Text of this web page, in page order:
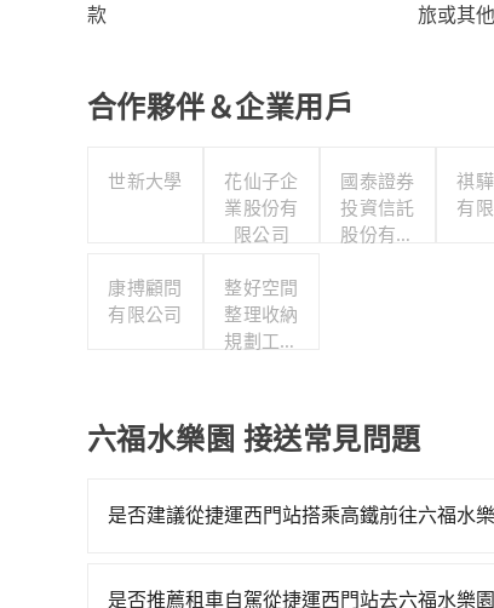
款
旅或其
合作夥伴＆企業用戶
世新大學
花仙子企
業股份有
限公司
國泰證券
投資信託
股份有限
祺
有
康搏顧問
有限公司
整好空間
整理收納
規劃工作
六福水樂園 接送常見問題
是否建議從捷運西門站搭乘高鐵前往六福水
一天最多有61班次高鐵可搭乘。假設從捷運
是否推薦租車自駕從捷運西門站去六福水樂